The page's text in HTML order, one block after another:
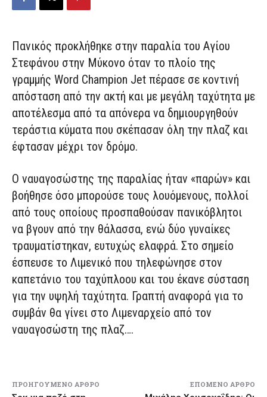
Πανικός προκλήθηκε στην παραλία του Αγίου
Στεφάνου στην Μύκονο όταν το πλοίο της
γραμμής Word Champion Jet πέρασε σε κοντινή
απόσταση από την ακτή και με μεγάλη ταχύτητα με
αποτέλεσμα από τα απόνερα να δημιουργηθούν
τεράστια κύματα που σκέπασαν όλη την πλαζ και
έφτασαν μέχρι τον δρόμο.
Ο ναυαγοσώστης της παραλίας ήταν «παρών» και
βοήθησε όσο μπορούσε τους λουόμενους, πολλοί
από τους οποίους προσπαθούσαν πανικόβλητοι
να βγουν από την θάλασσα, ενώ δύο γυναίκες
τραυματίστηκαν, ευτυχώς ελαφρά. Στο σημείο
έσπευσε το Λιμενικό που τηλεφώνησε στον
καπετάνιο του ταχύπλοου και του έκανε σύσταση
για την υψηλή ταχύτητα. Γραπτή αναφορά για το
συμβάν θα γίνει στο Λιμεναρχείο από τον
ναυαγοσώστη της πλαζ….
ΠΡΟΗΓΟΎΜΕΝΟ ΆΡΘΡΟ ΕΠΌΜΕΝΟ ΆΡΘΡΟ